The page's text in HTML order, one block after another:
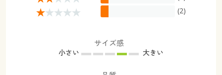
(2)
サイズ感
小さい 大きい